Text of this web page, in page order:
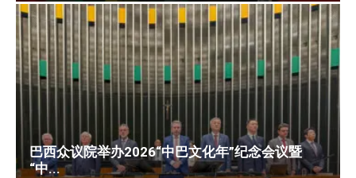
巴西众议院举办2026“中巴文化年”纪念会议暨
“中...